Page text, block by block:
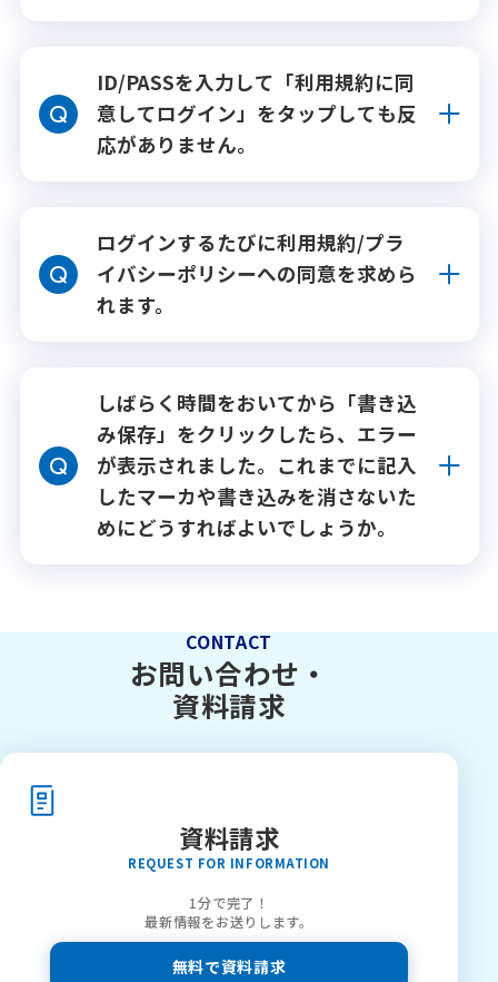
ID/PASSを入力して「利用規約に同
意してログイン」をタップしても反
応がありません。
ログインするたびに利用規約/プラ
イバシーポリシーへの同意を求めら
れます。
しばらく時間をおいてから「書き込
み保存」をクリックしたら、エラー
が表示されました。これまでに記入
したマーカや書き込みを消さないた
めにどうすればよいでしょうか。
CONTACT
お問い合わせ・
資料請求
資料請求
REQUEST FOR INFORMATION
1分で完了！
最新情報をお送りします。
無料で資料請求